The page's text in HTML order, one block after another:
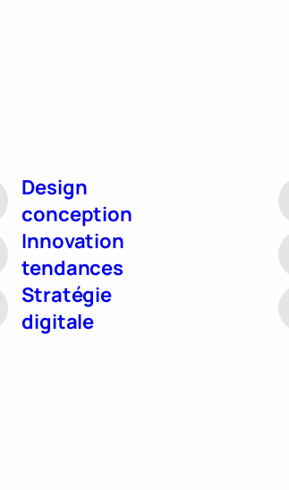
Design
conception
Innovation
tendances
Stratégie
digitale